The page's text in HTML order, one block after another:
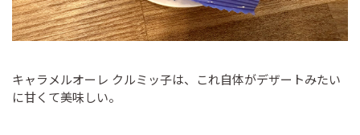
キャラメルオーレ クルミッ子は、これ自体がデザートみたい
に甘くて美味しい。